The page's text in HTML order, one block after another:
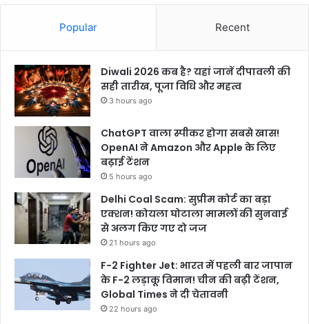
Popular Recent
Diwali 2026 कब है? यहां जानें दीपावली की
सही तारीख, पूजा विधि और महत्व
3 hours ago
ChatGPT वाला स्पीकर होगा सबसे खास!
OpenAI ने Amazon और Apple के लिए
बढ़ाई टेंशन
5 hours ago
Delhi Coal Scam: सुप्रीम कोर्ट का बड़ा
एक्शन! कोयला घोटाला मामलों की सुनवाई
से अलग किए गए दो जज
21 hours ago
F-2 Fighter Jet: भारत में पहली बार जापान
के F-2 लड़ाकू विमान! चीन की बढ़ी टेंशन,
Global Times ने दी चेतावनी
22 hours ago